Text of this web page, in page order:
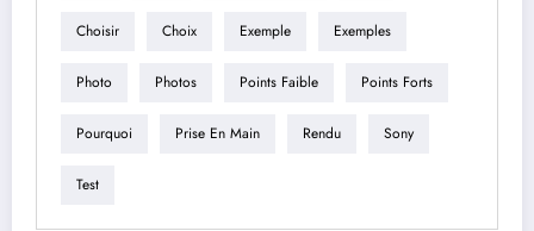
Choisir Choix Exemple Exemples
Photo Photos Points Faible Points Forts
Pourquoi Prise En Main Rendu Sony
Test